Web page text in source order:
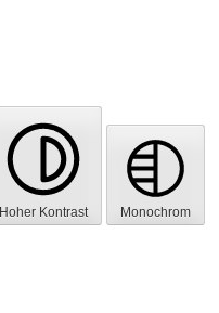
Hoher Kontrast Monochrom